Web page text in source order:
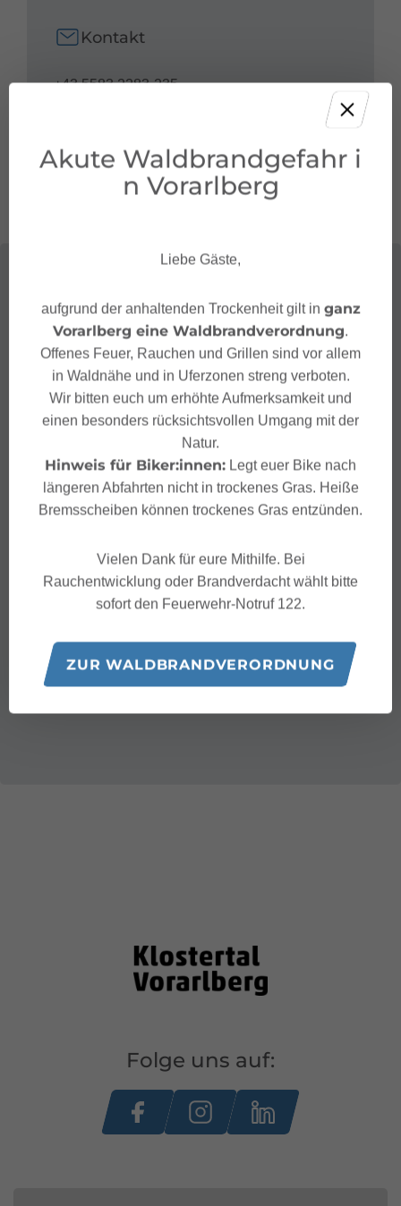
Kontakt
+43 5583 2283-235
zuers.at/de/seekopfrestaurant/
Folge uns auf:
Akute Waldbrandgefahr i
n Vorarlberg
Liebe Gäste,
aufgrund der anhaltenden Trockenheit gilt in ganz
Vorarlberg eine Waldbrandverordnung.
Offenes Feuer, Rauchen und Grillen sind vor allem
in Waldnähe und in Uferzonen streng verboten.
Wir bitten euch um erhöhte Aufmerksamkeit und
einen besonders rücksichtsvollen Umgang mit der
Natur.
Hinweis für Biker:innen: Legt euer Bike nach
längeren Abfahrten nicht in trockenes Gras. Heiße
Bremsscheiben können trockenes Gras entzünden.
Vielen Dank für eure Mithilfe. Bei
Rauchentwicklung oder Brandverdacht wählt bitte
sofort den Feuerwehr-Notruf 122.
ZUR WALDBRANDVERORDNUNG